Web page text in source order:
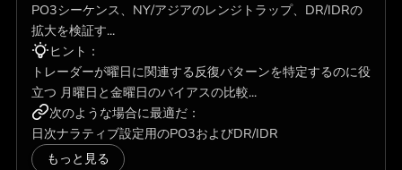
PO3シーケンス、NY/アジアのレンジトラップ、DR/IDRの
拡大を検証す...
ヒント：
トレーダーが曜日に関連する反復パターンを特定するのに役
立つ 月曜日と金曜日のバイアスの比較...
次のような場合に最適だ：
日次ナラティブ設定用のPO3およびDR/IDR
もっと見る